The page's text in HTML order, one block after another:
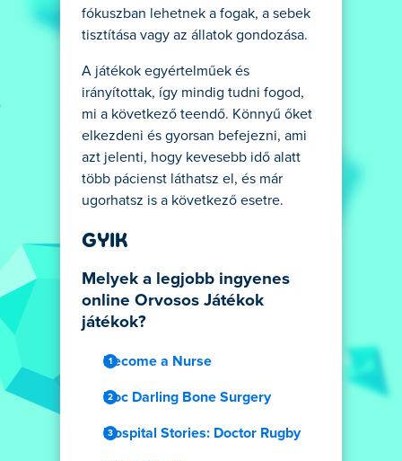
fókuszban lehetnek a fogak, a sebek
tisztítása vagy az állatok gondozása.
A játékok egyértelműek és
irányítottak, így mindig tudni fogod,
mi a következő teendő. Könnyű őket
elkezdeni és gyorsan befejezni, ami
azt jelenti, hogy kevesebb idő alatt
több pácienst láthatsz el, és már
ugorhatsz is a következő esetre.
GYIK
Melyek a legjobb ingyenes
online Orvosos Játékok
játékok?
Become a Nurse
Doc Darling Bone Surgery
Hospital Stories: Doctor Rugby